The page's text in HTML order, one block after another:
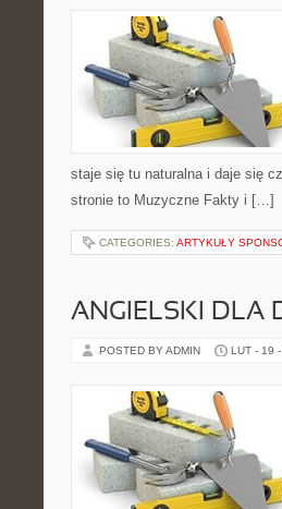
staje się tu naturalna i daje się
stronie to Muzyczne Fakty i […]
CATEGORIES: ARTYKUŁY
ANGIELSKI DLA
POSTED BY ADMIN LUT - 19